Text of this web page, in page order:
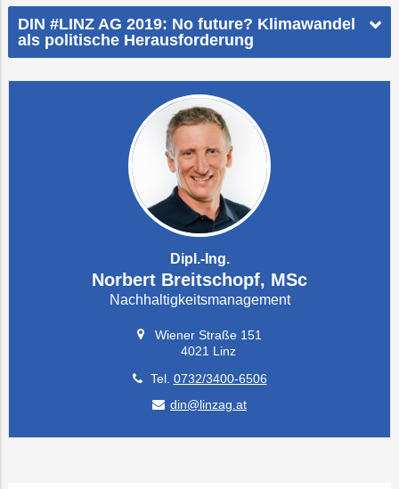
DIN #LINZ AG 2019: No future? Klimawandel
als politische Herausforderung
Dipl.-Ing.
Norbert Breitschopf, MSc
Nachhaltigkeitsmanagement
Wiener Straße 151
4021 Linz
Tel. 0732/3400-6506
din@linzag.at